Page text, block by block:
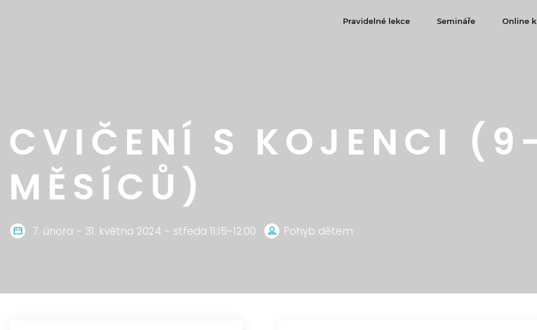
Pravidelné lekce Semináře Online
CVIČENÍ S KOJENCI
MĚSÍCŮ)
7. února - 31. května 2024 - středa 11:15-12:00 Pohyb dětem